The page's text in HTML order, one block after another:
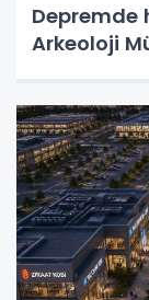
Depremde
Arkeoloji